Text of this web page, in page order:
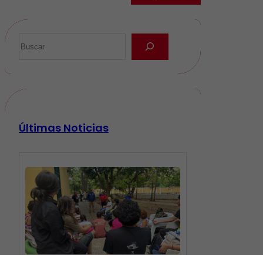
Últimas Noticias